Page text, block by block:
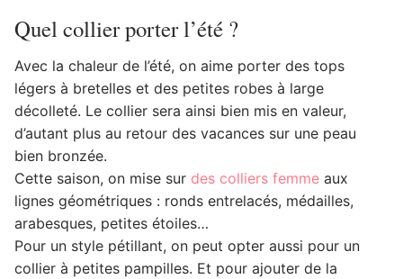
Quel collier porter l’été ?
Avec la chaleur de l’été, on aime porter des tops
légers à bretelles et des petites robes à large
décolleté. Le collier sera ainsi bien mis en valeur,
d’autant plus au retour des vacances sur une peau
bien bronzée.
Cette saison, on mise sur des colliers femme aux
lignes géométriques : ronds entrelacés, médailles,
arabesques, petites étoiles…
Pour un style pétillant, on peut opter aussi pour un
collier à petites pampilles. Et pour ajouter de la